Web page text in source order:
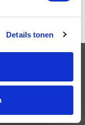
Details tonen